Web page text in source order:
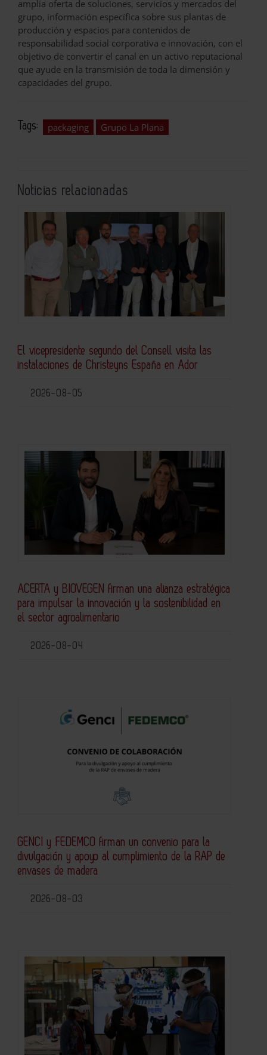
amplia oferta de soluciones, servicios y mercados del
grupo, información específica sobre sus plantas de
producción y espacios para contenidos de
responsabilidad social corporativa e innovación, con el
objetivo de convertir el canal en un activo reputacional
que ayude en la transmisión de toda la dimensión y
capacidades del grupo.
Tags: packaging Grupo La Plana
Noticias relacionadas
El vicepresidente segundo del Consell visita las
instalaciones de Christeyns España en Ador
2026-08-05
ACERTA y BIOVEGEN firman una alianza estratégica
para impulsar la innovación y la sostenibilidad en
el sector agroalimentario
2026-08-04
GENCI y FEDEMCO firman un convenio para la
divulgación y apoyo al cumplimiento de la RAP de
envases de madera
2026-08-03